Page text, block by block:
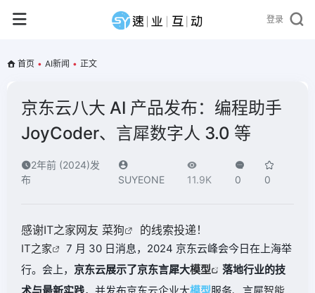
登录
首页 • AI新闻 • 正文
京东云八大 AI 产品发布：编程助手
JoyCoder、言犀数字人 3.0 等
2年前 (2024)发
布
SUYEONE 11.9K 0 0
感谢IT之家网友 菜狗 的线索投递！
IT之家
7 月 30 日消息，2024 京东云峰会今日在上海举
行。会上， 京东云展示了京东言犀大模型
落地行业的技